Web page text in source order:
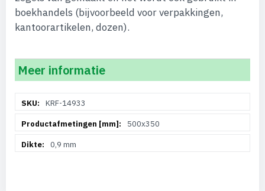
boekhandels (bijvoorbeeld voor verpakkingen,
kantoorartikelen, dozen).
Meer informatie
informatieKRF-14933
500x350
0,9 mm